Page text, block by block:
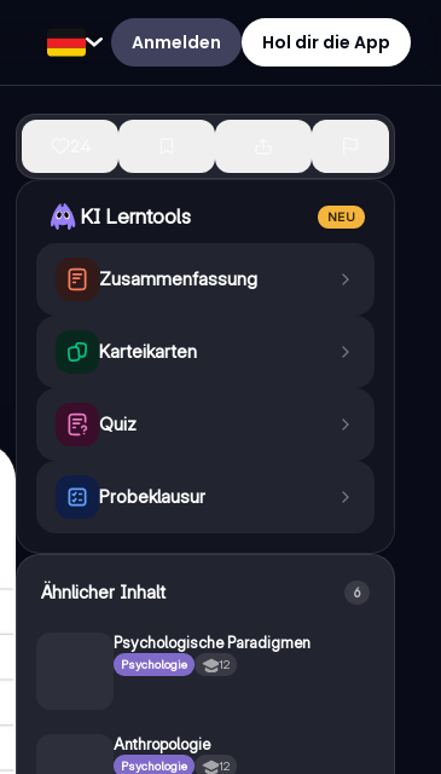
Anmelden Hol dir die App
KI Lerntools NEU
Zusammenfassung
Karteikarten
Quiz
Probeklausur
Ähnlicher Inhalt 6
Psychologische Paradigmen
Psychologie 12
Anthropologie
Psychologie 12